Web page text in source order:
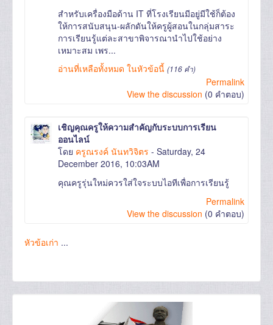
สำหรับเครื่องมือด้าน IT ที่โรงเรียนมีอยู่มีใช้ก็ต้อง
ให้การสนับสนุน-ผลักดันให้ครูผู้สอนในกลุ่มสาระ
การเรียนรู้แต่ละสาขาพิจารณานำไปใช้อย่าง
เหมาะสม เพร...
อ่านที่เหลือทั้งหมด ในหัวข้อนี้ (116 คำ)
Permalink
View the discussion (0 คำตอบ)
เชิญคุณครูให้ความสำคัญกับระบบการเรียน
ออนไลน์
โดย ครูณรงค์ นันทวิจิตร - Saturday, 24
December 2016, 10:03AM
คุณครูรุ่นใหม่ควรใส่ใจระบบไอทีเพื่อการเรียนรู้
Permalink
View the discussion (0 คำตอบ)
หัวข้อเก่า ...